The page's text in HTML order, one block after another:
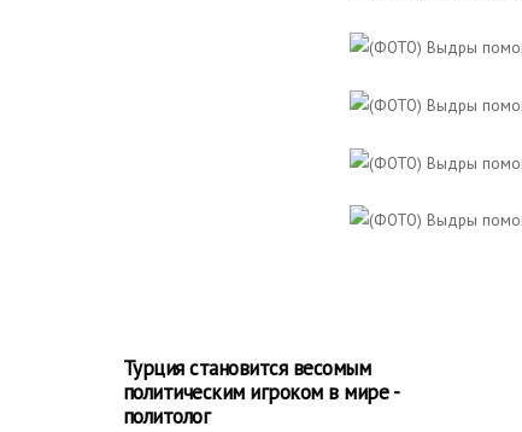
Турция становится весомым
политическим игроком в мире -
политолог